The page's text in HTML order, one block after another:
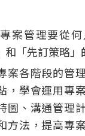
案管理要從何
和「先訂策略」
案各階段的管
，學會運用專
圖、溝通管理
方法，提高專